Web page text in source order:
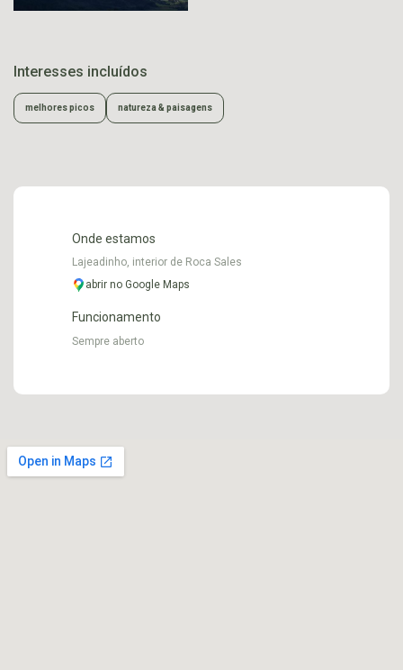
Interesses incluídos
melhores picos natureza & paisagens
Onde estamos
Lajeadinho, interior de Roca Sales
abrir no Google Maps
Funcionamento
Sempre aberto